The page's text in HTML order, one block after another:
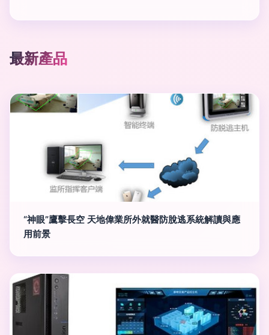
最新產品
“神眼”鷹擊長空 天地偉業所外就醫防脫逃系統解讀與應
用前景